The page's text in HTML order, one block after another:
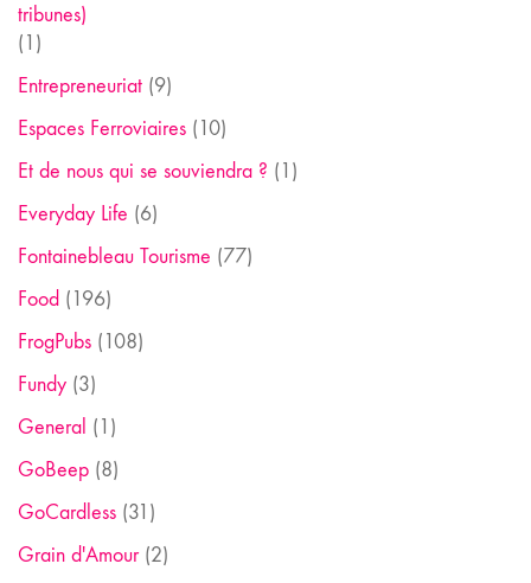
tribunes)
(1)
Entrepreneuriat (9)
Espaces Ferroviaires (10)
Et de nous qui se souviendra ? (1)
Everyday Life (6)
Fontainebleau Tourisme (77)
Food (196)
FrogPubs (108)
Fundy (3)
General (1)
GoBeep (8)
GoCardless (31)
Grain d'Amour(2)